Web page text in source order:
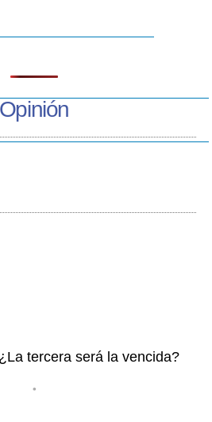
Opinión
tercera será la vencida?
•